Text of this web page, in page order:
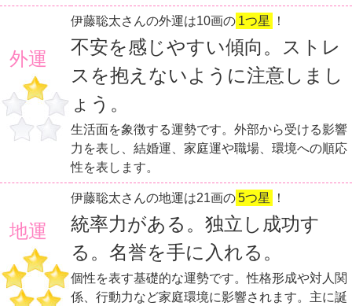
外運
伊藤聡太さんの外運は10画の 1つ星 ！
不安を感じやすい傾向。ストレ
スを抱えないように注意しまし
ょう。
生活面を象徴する運勢です。外部から受ける影響
力を表し、結婚運、家庭運や職場、環境への順応
性を表します。
地運
伊藤聡太さんの地運は21画の5つ星 ！
統率力がある。独立し成功す
る。名誉を手に入れる。
個性を表す基礎的な運勢です。性格形成や対人関
係、行動力など家庭環境に影響されます。主に誕